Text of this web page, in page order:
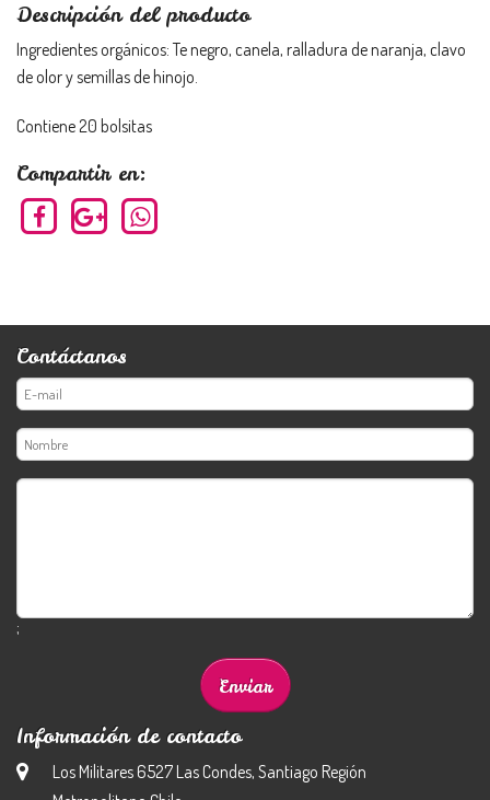
Descripción del producto
Ingredientes orgánicos: Te negro, canela, ralladura de naranja, clavo
de olor y semillas de hinojo.
Contiene 20 bolsitas
Compartir en:
Contáctanos
;
Información de contacto
Los Militares 6527 Las Condes, Santiago Región